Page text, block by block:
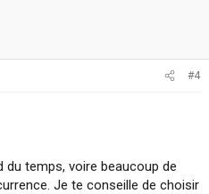
#4
temps, voire beaucoup de
Je te conseille de choisir